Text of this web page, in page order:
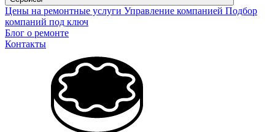
Цены на ремонтные услуги Управление компанией Подбор
компаний под ключ
Блог о ремонте
Контакты